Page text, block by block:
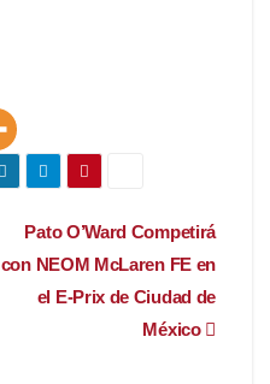
Pato O’Ward Competirá
con NEOM McLaren FE en
el E-Prix de Ciudad de
México